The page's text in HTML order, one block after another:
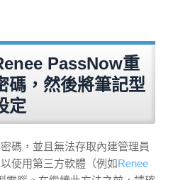
PassNow重
碼，然後將筆記型
定
碼，並且無法存取內建管理員
使用第三方軟體（例如Renee